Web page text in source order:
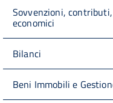
Sovvenzioni,
economici
Bilanci
Beni Immobili e